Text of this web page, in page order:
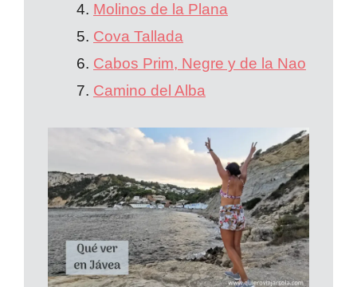
Molinos de la Plana
Cova Tallada
Cabos Prim, Negre y de la Nao
Camino del Alba